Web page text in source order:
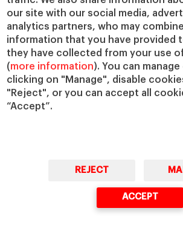
our site with our social media,
analytics partners, who may
information that you have provided
they have collected from your use
(more information). You can
clicking on "Manage", disable
"Reject", or you can accept all
“Accept”.
REJECT
ACCEPT
© Copyright, 2026. IESE Business School |
Privacidad Aviso Legal Cookies Ciberseguridad